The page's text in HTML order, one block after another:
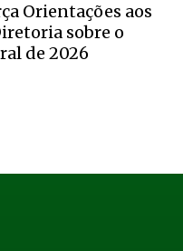
Orientações aos
sobre o
de 2026